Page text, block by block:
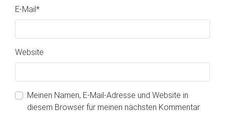
E-Mail *
Website
Meinen Namen, E-Mail-Adresse und Website in
diesem Browser für meinen nächsten Kommentar